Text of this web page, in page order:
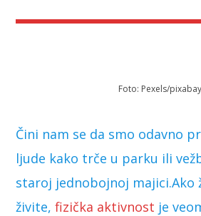
Foto: Pexels/pixabay
Čini nam se da smo odavno
ljude kako trče u parku ili
staroj jednobojnoj majici.Ako
živite,fizička aktivnost je